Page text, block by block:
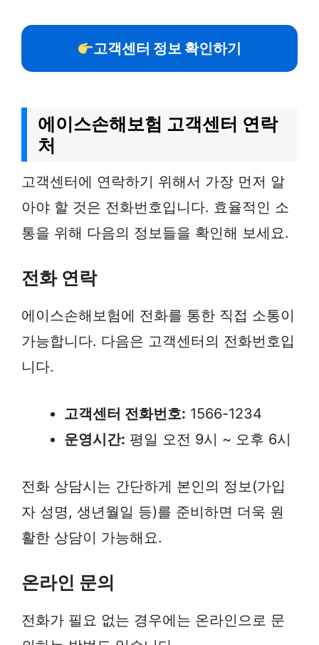
고객센터 정보 확인하기
에이스손해보험 고객센터 연락
처
고객센터에 연락하기 위해서 가장 먼저 알
아야 할 것은 전화번호입니다. 효율적인 소
통을 위해 다음의 정보들을 확인해 보세요.
전화 연락
에이스손해보험에 전화를 통한 직접 소통이
가능합니다. 다음은 고객센터의 전화번호입
니다.
고객센터 전화번호: 1566-1234
운영시간: 평일 오전 9시 ~ 오후 6시
전화 상담시는 간단하게 본인의 정보(가입
자 성명, 생년월일 등)를 준비하면 더욱 원
활한 상담이 가능해요.
온라인 문의
전화가 필요 없는 경우에는 온라인으로 문